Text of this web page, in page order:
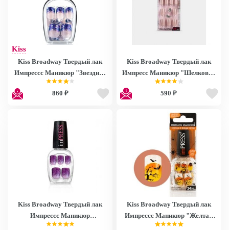
Kiss
Kiss Broadway Твердый лак
Импрессс Маникюр "Звездная
ночь", длина короткая Impress
Manicure BIPD250 BIPD250
860 ₽
Kiss Broadway Твердый лак
Импресс Маникюр "Шелковая
вуаль", длина короткая Impress
Manicure BIP011
590 ₽
Kiss Broadway Твердый лак
Импрессс Маникюр
"Вечеринка", длина короткая
Kiss Broadway Твердый лак
Импрессс Маникюр "Желтая
сказка", длина средняя Impress